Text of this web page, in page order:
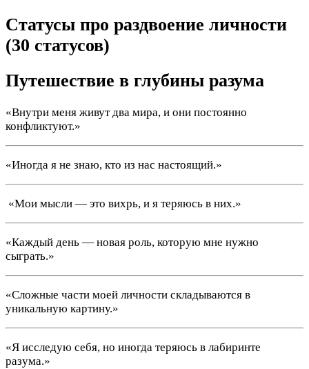
Статусы про раздвоение личности
(30 статусов)
Путешествие в глубины разума
«Внутри меня живут два мира, и они постоянно
конфликтуют.»
«Иногда я не знаю, кто из нас настоящий.»
️ «Мои мысли — это вихрь, и я теряюсь в них.»
«Каждый день — новая роль, которую мне нужно
сыграть.»
«Сложные части моей личности складываются в
уникальную картину.»
«Я исследую себя, но иногда теряюсь в лабиринте
разума.»